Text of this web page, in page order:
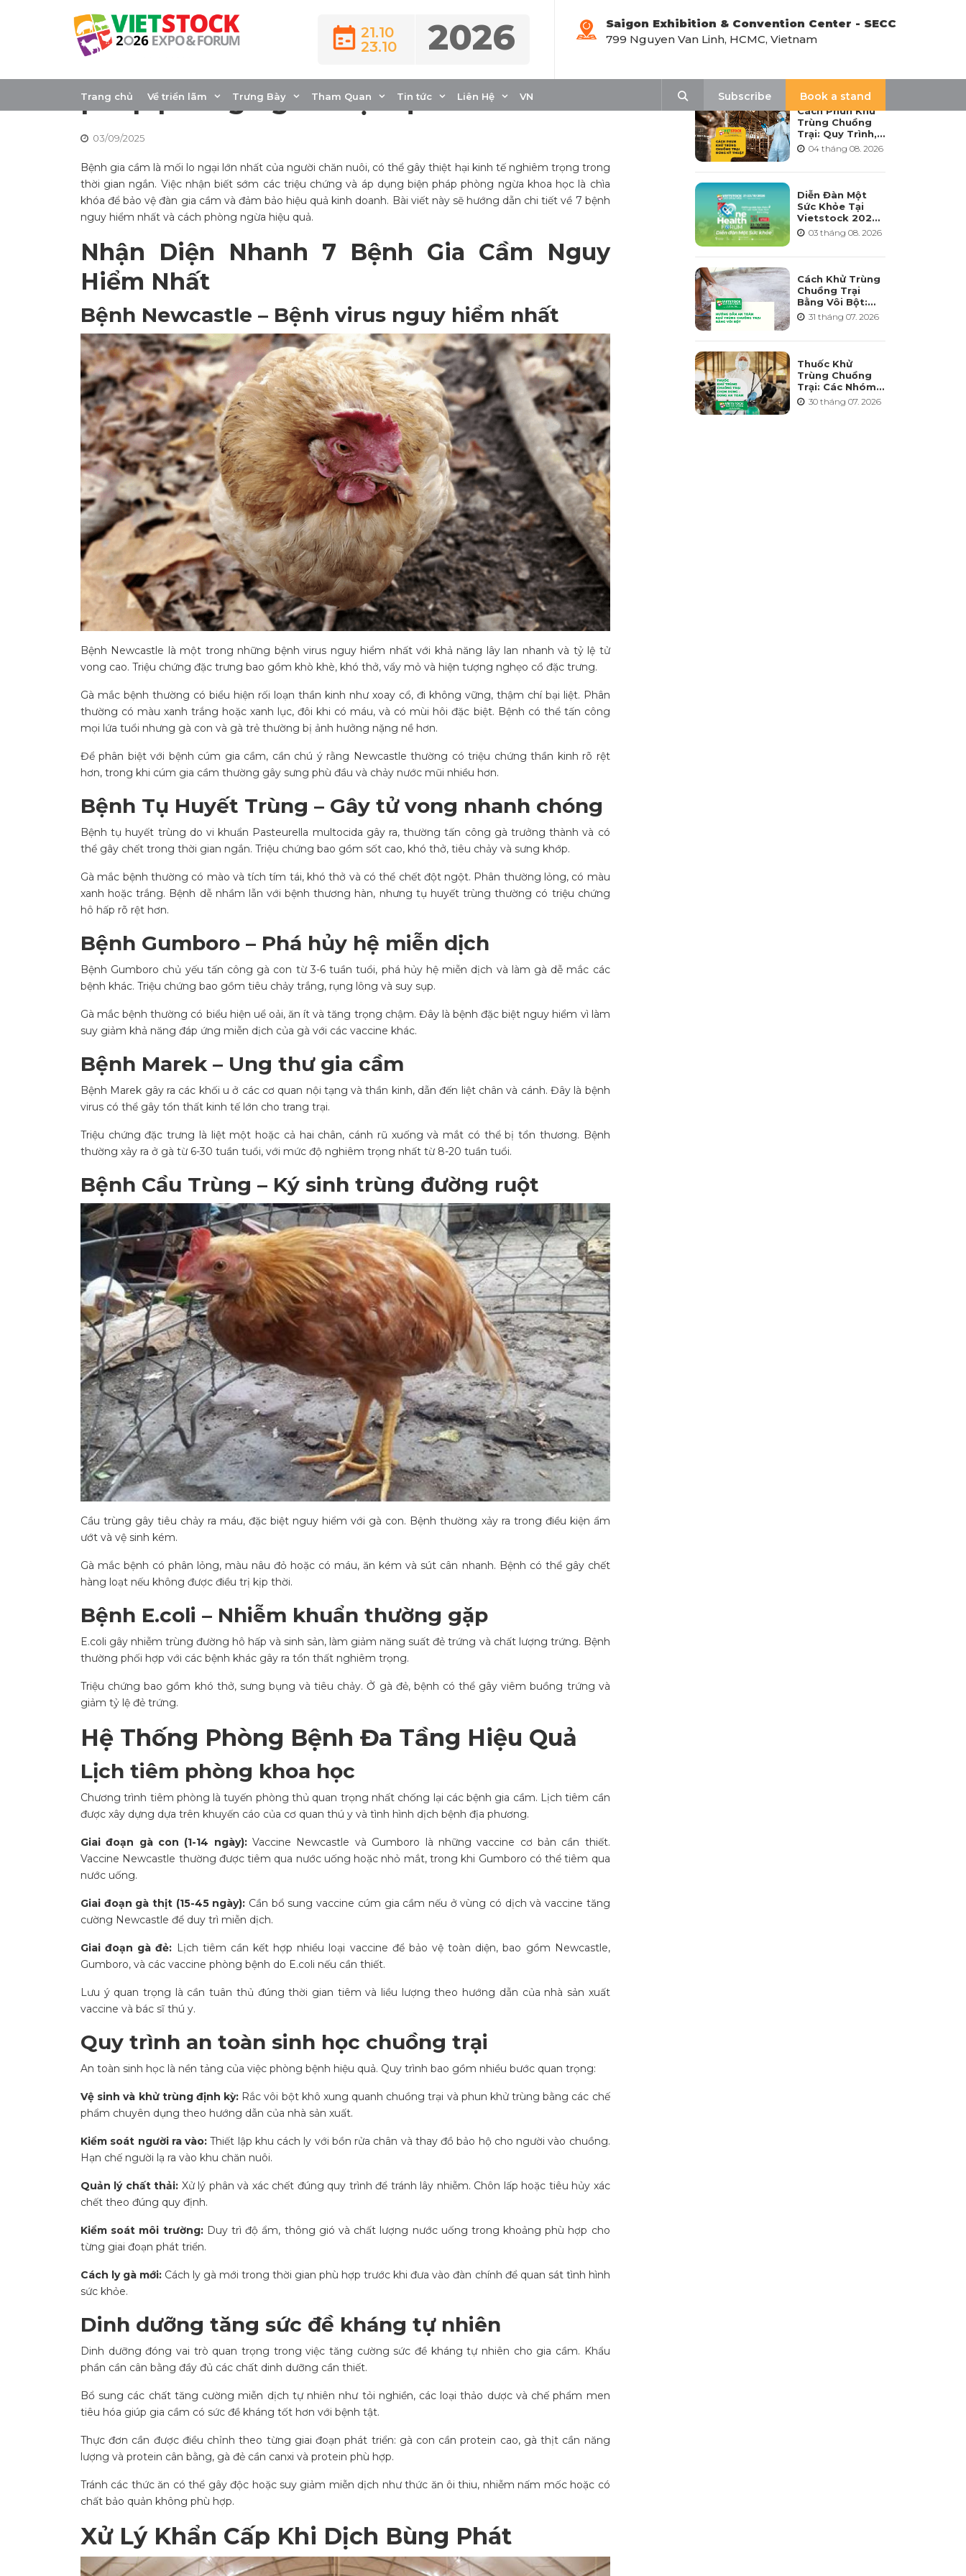
21.10
23.10
2026
Saigon Exhibition & Convention Center - SECC
799 Nguyen Van Linh, HCMC, Vietnam
Trang chủ Về triển lãm Trưng Bày Tham Quan Tin tức Liên Hệ VN
Subscribe
Book a stand
Các bệnh phổ biến trên gia cầm và giải
pháp phòng ngừa hiệu quả
03/09/2025
Bệnh gia cầm là mối lo ngại lớn nhất của người chăn nuôi, có thể gây thiệt hại kinh tế nghiêm trọng trong
thời gian ngắn. Việc nhận biết sớm các triệu chứng và áp dụng biện pháp phòng ngừa khoa học là chìa
khóa để bảo vệ đàn gia cầm và đảm bảo hiệu quả kinh doanh. Bài viết này sẽ hướng dẫn chi tiết về 7 bệnh
nguy hiểm nhất và cách phòng ngừa hiệu quả.
Nhận Diện Nhanh 7 Bệnh Gia Cầm Nguy
Hiểm Nhất
Bệnh Newcastle – Bệnh virus nguy hiểm nhất
Bệnh Newcastle là một trong những bệnh virus nguy hiểm nhất với khả năng lây lan nhanh và tỷ lệ tử
vong cao. Triệu chứng đặc trưng bao gồm khò khè, khó thở, vẩy mỏ và hiện tượng nghẹo cổ đặc trưng.
Gà mắc bệnh thường có biểu hiện rối loạn thần kinh như xoay cổ, đi không vững, thậm chí bại liệt. Phân
thường có màu xanh trắng hoặc xanh lục, đôi khi có máu, và có mùi hôi đặc biệt. Bệnh có thể tấn công
mọi lứa tuổi nhưng gà con và gà trẻ thường bị ảnh hưởng nặng nề hơn.
Để phân biệt với bệnh cúm gia cầm, cần chú ý rằng Newcastle thường có triệu chứng thần kinh rõ rệt
hơn, trong khi cúm gia cầm thường gây sưng phù đầu và chảy nước mũi nhiều hơn.
Bệnh Tụ Huyết Trùng – Gây tử vong nhanh chóng
Bệnh tụ huyết trùng do vi khuẩn Pasteurella multocida gây ra, thường tấn công gà trưởng thành và có
thể gây chết trong thời gian ngắn. Triệu chứng bao gồm sốt cao, khó thở, tiêu chảy và sưng khớp.
Gà mắc bệnh thường có mào và tích tím tái, khó thở và có thể chết đột ngột. Phân thường lỏng, có màu
xanh hoặc trắng. Bệnh dễ nhầm lẫn với bệnh thương hàn, nhưng tụ huyết trùng thường có triệu chứng
hô hấp rõ rệt hơn.
Bệnh Gumboro – Phá hủy hệ miễn dịch
Bệnh Gumboro chủ yếu tấn công gà con từ 3-6 tuần tuổi, phá hủy hệ miễn dịch và làm gà dễ mắc các
bệnh khác. Triệu chứng bao gồm tiêu chảy trắng, rụng lông và suy sụp.
Gà mắc bệnh thường có biểu hiện uể oải, ăn ít và tăng trọng chậm. Đây là bệnh đặc biệt nguy hiểm vì làm
suy giảm khả năng đáp ứng miễn dịch của gà với các vaccine khác.
Bệnh Marek – Ung thư gia cầm
Bệnh Marek gây ra các khối u ở các cơ quan nội tạng và thần kinh, dẫn đến liệt chân và cánh. Đây là bệnh
virus có thể gây tổn thất kinh tế lớn cho trang trại.
Triệu chứng đặc trưng là liệt một hoặc cả hai chân, cánh rũ xuống và mắt có thể bị tổn thương. Bệnh
thường xảy ra ở gà từ 6-30 tuần tuổi, với mức độ nghiêm trọng nhất từ 8-20 tuần tuổi.
Bệnh Cầu Trùng – Ký sinh trùng đường ruột
Cầu trùng gây tiêu chảy ra máu, đặc biệt nguy hiểm với gà con. Bệnh thường xảy ra trong điều kiện ẩm
ướt và vệ sinh kém.
Gà mắc bệnh có phân lỏng, màu nâu đỏ hoặc có máu, ăn kém và sút cân nhanh. Bệnh có thể gây chết
hàng loạt nếu không được điều trị kịp thời.
Bệnh E.coli – Nhiễm khuẩn thường gặp
E.coli gây nhiễm trùng đường hô hấp và sinh sản, làm giảm năng suất đẻ trứng và chất lượng trứng. Bệnh
thường phối hợp với các bệnh khác gây ra tổn thất nghiêm trọng.
Triệu chứng bao gồm khó thở, sưng bụng và tiêu chảy. Ở gà đẻ, bệnh có thể gây viêm buồng trứng và
giảm tỷ lệ đẻ trứng.
Hệ Thống Phòng Bệnh Đa Tầng Hiệu Quả
Lịch tiêm phòng khoa học
Chương trình tiêm phòng là tuyến phòng thủ quan trọng nhất chống lại các bệnh gia cầm. Lịch tiêm cần
được xây dựng dựa trên khuyến cáo của cơ quan thú y và tình hình dịch bệnh địa phương.
Giai đoạn gà con (1-14 ngày):Vaccine Newcastle và Gumboro là những vaccine cơ bản cần thiết.
Vaccine Newcastle thường được tiêm qua nước uống hoặc nhỏ mắt, trong khi Gumboro có thể tiêm qua
nước uống.
Giai đoạn gà thịt (15-45 ngày): Cần bổ sung vaccine cúm gia cầm nếu ở vùng có dịch và vaccine tăng
cường Newcastle để duy trì miễn dịch.
Giai đoạn gà đẻ: Lịch tiêm cần kết hợp nhiều loại vaccine để bảo vệ toàn diện, bao gồm Newcastle,
Gumboro, và các vaccine phòng bệnh do E.coli nếu cần thiết.
Lưu ý quan trọng là cần tuân thủ đúng thời gian tiêm và liều lượng theo hướng dẫn của nhà sản xuất
vaccine và bác sĩ thú y.
Quy trình an toàn sinh học chuồng trại
An toàn sinh học là nền tảng của việc phòng bệnh hiệu quả. Quy trình bao gồm nhiều bước quan trọng:
Vệ sinh và khử trùng định kỳ: Rắc vôi bột khô xung quanh chuồng trại và phun khử trùng bằng các chế
phẩm chuyên dụng theo hướng dẫn của nhà sản xuất.
Kiểm soát người ra vào: Thiết lập khu cách ly với bồn rửa chân và thay đồ bảo hộ cho người vào chuồng.
Hạn chế người lạ ra vào khu chăn nuôi.
Quản lý chất thải: Xử lý phân và xác chết đúng quy trình để tránh lây nhiễm. Chôn lấp hoặc tiêu hủy xác
chết theo đúng quy định.
Kiểm soát môi trường:Duy trì độ ẩm, thông gió và chất lượng nước uống trong khoảng phù hợp cho
từng giai đoạn phát triển.
Cách ly gà mới: Cách ly gà mới trong thời gian phù hợp trước khi đưa vào đàn chính để quan sát tình hình
sức khỏe.
Dinh dưỡng tăng sức đề kháng tự nhiên
Dinh dưỡng đóng vai trò quan trọng trong việc tăng cường sức đề kháng tự nhiên cho gia cầm. Khẩu
phần cần cân bằng đầy đủ các chất dinh dưỡng cần thiết.
Bổ sung các chất tăng cường miễn dịch tự nhiên như tỏi nghiền, các loại thảo dược và chế phẩm men
tiêu hóa giúp gia cầm có sức đề kháng tốt hơn với bệnh tật.
Thực đơn cần được điều chỉnh theo từng giai đoạn phát triển: gà con cần protein cao, gà thịt cần năng
lượng và protein cân bằng, gà đẻ cần canxi và protein phù hợp.
Tránh các thức ăn có thể gây độc hoặc suy giảm miễn dịch như thức ăn ôi thiu, nhiễm nấm mốc hoặc có
chất bảo quản không phù hợp.
Xử Lý Khẩn Cấp Khi Dịch Bùng Phát
Cách Phun Khử
Trùng Chuồng
Trại: Quy Trình,
Tần Suất Và Lưu
Ý Khi Sử Dụng
04 tháng 08. 2026
Diễn Đàn Một
Sức Khỏe Tại
Vietstock 2026:
Hướng Tới Phát
Triển Ngành
03 tháng 08. 2026
Cách Khử Trùng
Chuồng Trại
Bằng Vôi Bột:
Cách Rải, Thời
Điểm Và Những
31 tháng 07. 2026
Thuốc Khử
Trùng Chuồng
Trại: Các Nhóm
Hoạt Chất, Cách
Chọn Và Lưu Ý
30 tháng 07. 2026